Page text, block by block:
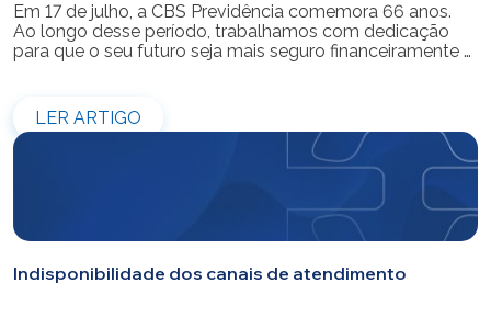
Em 17 de julho, a CBS Previdência comemora 66 anos.
Ao longo desse período, trabalhamos com dedicação
para que o seu futuro seja mais seguro financeiramente e
eficiência e transparência os recursos dos nossos mais
de 39 mil participantes. Temos […]
LER ARTIGO
Indisponibilidade dos canais de atendimento